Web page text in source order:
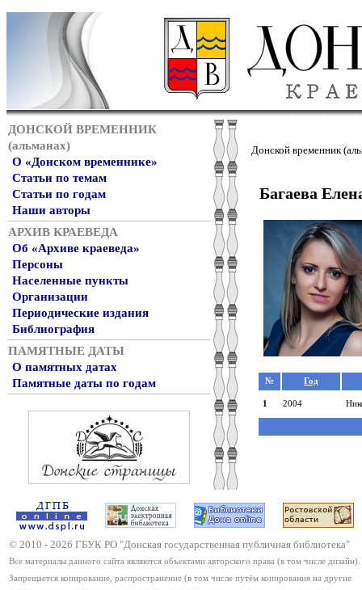
ДОНСКОЙ ВРЕМЕННИК
(альманах)
О «Донском временнике»
Статьи по темам
Статьи по годам
Наши авторы
АРХИВ КРАЕВЕДА
Об «Архиве краеведа»
Персоны
Населенные пункты
Организации
Периодические издания
Библиография
ПАМЯТНЫЕ ДАТЫ
О памятных датах
Памятные даты по годам
Донской временник
Багаева
№ Год
1 2004
© 2010 - 2026 ГБУК РО "Донская государственная публичная библиотека"
Все материалы данного сайта являются объектами авторского права (в том числе дизайн).
Запрещается копирование, распространение (в том числе путём копирования на другие